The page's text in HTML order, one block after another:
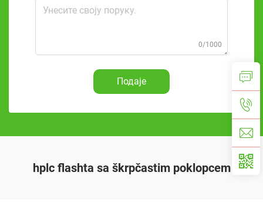
0/1000
Подаје
hplc flashta sa škrpčastim poklopcem